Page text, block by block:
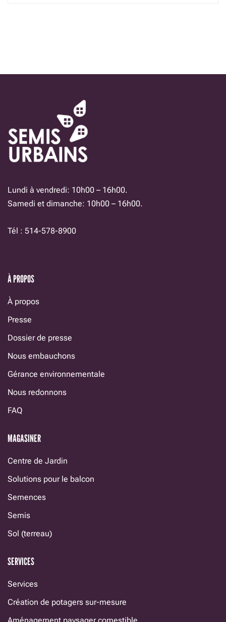
Lundi à vendredi: 10h00 – 16h00.
Samedi et dimanche: 10h00 – 16h00.
Tél : 514-578-8900
À PROPOS
À propos
Presse
Dossier de presse
Nous embauchons
Gérance environnementale
Nous redonnons
FAQ
MAGASINER
Centre de Jardin
Solutions pour le balcon
Semences
Semis
Sol (terreau)
SERVICES
Services
Création de potagers sur-mesure